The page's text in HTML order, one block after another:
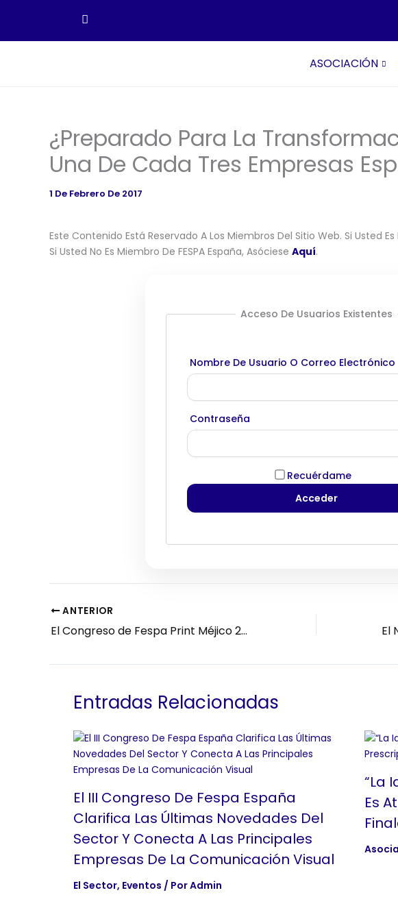
Contenido
ASOCIACIÓN
¿Preparado Para La
Una De Cada Tres Empresas
1 De Febrero De 2017
Este Contenido Está Reservado A Los Miembros Del Sitio Web. Si Usted
Si Usted No Es Miembro De FESPA España, Asóciese Aquí.
Acceso De Usuarios Existentes
Nombre De Usuario O Correo Electrónico
Contraseña
Recuérdame
ANTERIOR
El Congreso de Fespa Print Méjico 2017 será en marzo
Entradas Relacionadas
El III Congreso De Fespa España
Clarifica Las Últimas Novedades Del
Sector Y Conecta A Las Principales
Empresas De La Comunicación Visual
El Sector, Eventos / PorAdmin
“La
Es